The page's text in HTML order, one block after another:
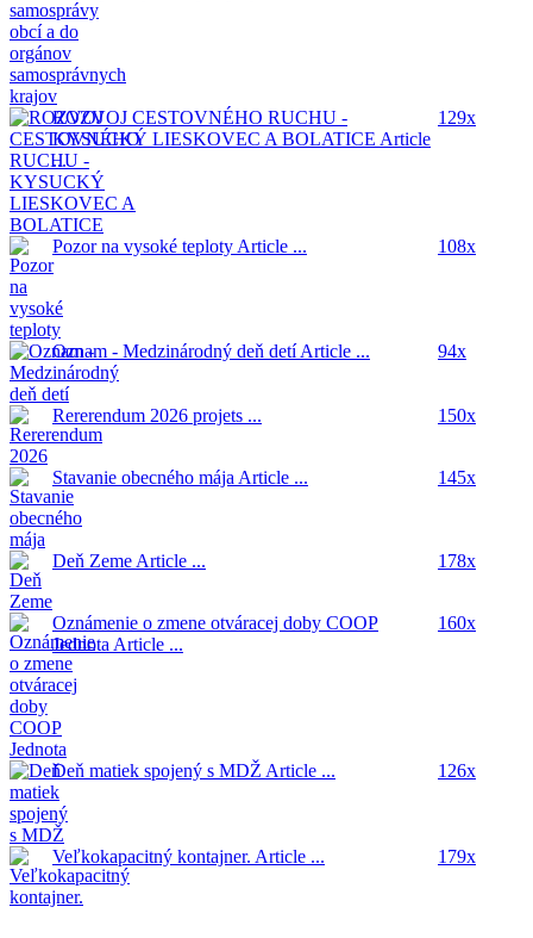
ROZVOJ CESTOVNÉHO RUCHU -
KYSUCKÝ LIESKOVEC A BOLATICE Article
...
129x
Pozor na vysoké teploty Article ... 108x
Oznam - Medzinárodný deň detíArticle ... 94x
Rererendum 2026 projets ... 150x
Stavanie obecného mája Article ... 145x
Deň Zeme Article ... 178x
Oznámenie o zmene otváracej doby COOP
Jednota Article ...
160x
Deň matiek spojený s MDŽ Article ... 126x
Veľkokapacitný kontajner. Article ... 179x